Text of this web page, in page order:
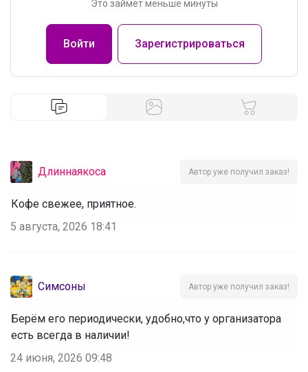
Это займет меньше минуты
Войти Зарегистрироваться
Длиннаякоса Автор уже получил заказ!
Кофе свежее, приятное.
5 августа, 2026 18:41
Симсоны Автор уже получил заказ!
Берём его периодически, удобно,что у организатора
есть всегда в наличии!
24 июня, 2026 09:48